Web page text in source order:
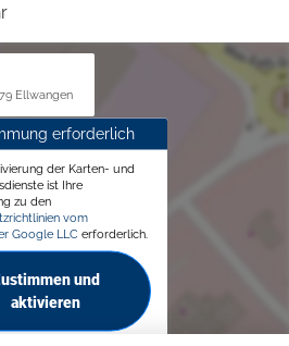
Ellwangen
erforderlich
der Karten- und
ist Ihre
zu den
vom
Google LLC erforderlich.
und
aktivieren